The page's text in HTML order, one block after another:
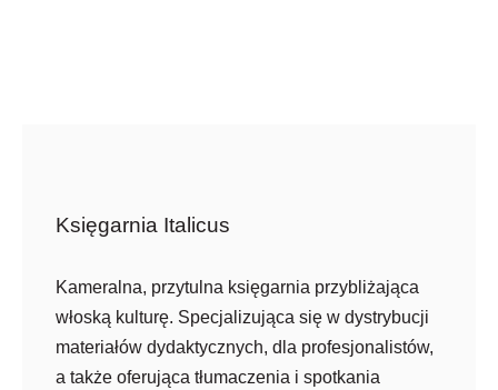
Księgarnia Italicus
Kameralna, przytulna księgarnia przybliżająca
włoską kulturę. Specjalizująca się w dystrybucji
materiałów dydaktycznych, dla profesjonalistów,
a także oferująca tłumaczenia i spotkania